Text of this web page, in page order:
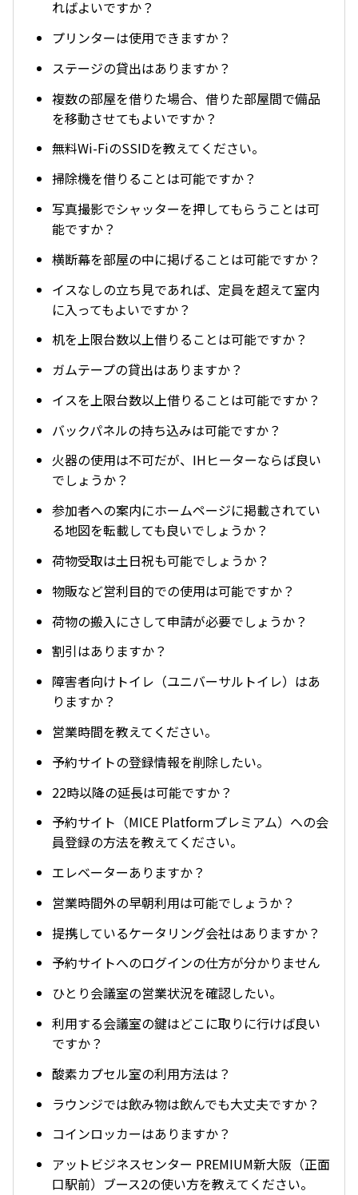
ればよいですか？
プリンターは使用できますか？
ステージの貸出はありますか？
複数の部屋を借りた場合、借りた部屋間で備品
を移動させてもよいですか？
無料Wi-FiのSSIDを教えてください。
掃除機を借りることは可能ですか？
写真撮影でシャッターを押してもらうことは可
能ですか？
横断幕を部屋の中に掲げることは可能ですか？
イスなしの立ち見であれば、定員を超えて室内
に入ってもよいですか？
机を上限台数以上借りることは可能ですか？
ガムテープの貸出はありますか？
イスを上限台数以上借りることは可能ですか？
バックパネルの持ち込みは可能ですか？
火器の使用は不可だが、IHヒーターならば良い
でしょうか？
参加者への案内にホームページに掲載されてい
る地図を転載しても良いでしょうか？
荷物受取は土日祝も可能でしょうか？
物販など営利目的での使用は可能ですか？
荷物の搬入にさして申請が必要でしょうか？
割引はありますか？
障害者向けトイレ（ユニバーサルトイレ）はあ
りますか？
営業時間を教えてください。
予約サイトの登録情報を削除したい。
22時以降の延長は可能ですか？
予約サイト（MICE Platformプレミアム）への会
員登録の方法を教えてください。
エレベーターありますか？
営業時間外の早朝利用は可能でしょうか？
提携しているケータリング会社はありますか？
予約サイトへのログインの仕方が分かりません
ひとり会議室の営業状況を確認したい。
利用する会議室の鍵はどこに取りに行けば良い
ですか？
酸素カプセル室の利用方法は？
ラウンジでは飲み物は飲んでも大丈夫ですか？
コインロッカーはありますか？
アットビジネスセンター PREMIUM新大阪（正面
口駅前）ブース2の使い方を教えてください。